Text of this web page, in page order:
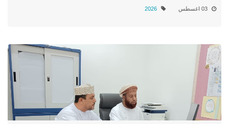
03 اغسطس 2026